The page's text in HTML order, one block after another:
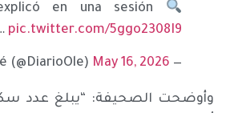
en una sesión
pic.twitter.com/5ggo2308I9
— Diario Olé (@DiarioOle)
May 16, 2026